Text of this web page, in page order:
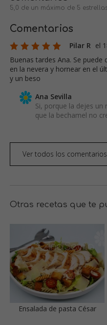
5,0 de un máximo de 5
Comentarios
Pilar R el
Buenas tardes Ana. Se
en la nevera y hornear en el
y un beso
Ana Sevilla
Si, porque la dejes un
que la bechamel no
Ver todos los comentarios
Otras recetas que te
Ensalada de pasta César